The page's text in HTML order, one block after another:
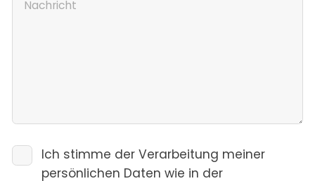
Ich stimme der Verarbeitung meiner
persönlichen Daten wie in der